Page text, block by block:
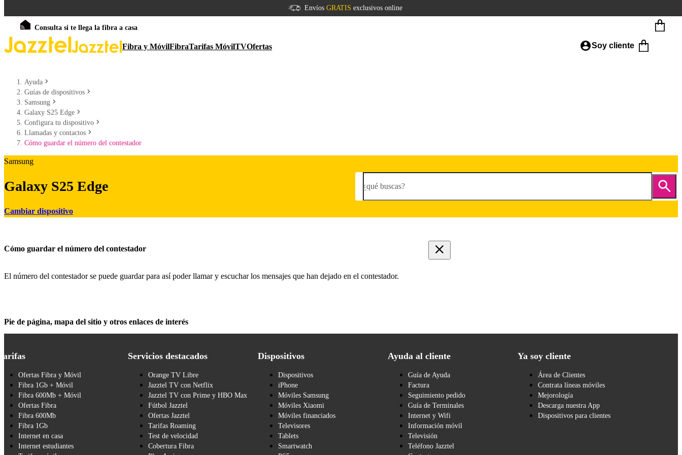
Envíos GRATIS exclusivos online
Consulta si te llega la fibra a casa
Fibra y MóvilFibraTarifas MóvilTVOfertas Soy cliente
Ayuda
Guías de dispositivos
Samsung
Galaxy S25 Edge
Configura tu dispositivo
Llamadas y contactos
Cómo guardar el número del contestador
Samsung
Galaxy S25 Edge
Cambiar dispositivo
¿qué buscas?
Cómo guardar el número del contestador
El número del contestador se puede guardar para así poder llamar y escuchar los mensajes que han dejado en el contestador.
Pie de página, mapa del sitio y otros enlaces de interés
Ofertas Fibra y Móvil
Fibra 1Gb + Móvil
Fibra 600Mb + Móvil
Ofertas Fibra
Fibra 600Mb
Fibra 1Gb
Internet en casa
Internet estudiantes
Servicios destacados
Orange TV Libre
Jazztel TV con Netflix
Jazztel TV con Prime y HBO Max
Fútbol Jazztel
Ofertas Jazztel
Tarifas Roaming
Test de velocidad
Cobertura Fibra
Dispositivos
Dispositivos
iPhone
Móviles Samsung
Móviles Xiaomi
Móviles financiados
Televisores
Tablets
Smartwatch
Ayuda al cliente
Guía de Ayuda
Factura
Seguimiento pedido
Guía de Terminales
Internet y Wifi
Información móvil
Televisión
Teléfono Jazztel
Ya soy cliente
Área de Clientes
Contrata líneas móviles
Mejorología
Descarga nuestra App
Dispositivos para clientes